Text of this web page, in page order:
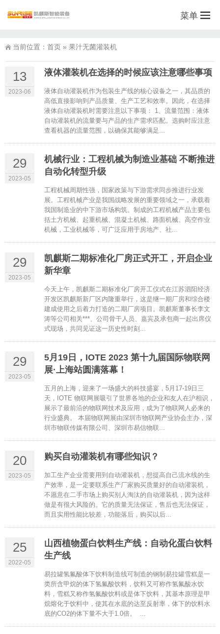
菜单
当前位置： 首页 » 果汁无菌灌装机
13
2023-06
液体灌装机在选择的时候应该注意哪些事项
液体自动灌装机作为包装生产线的核心设备之一，其品质的
高低直接影响到产品质量、生产工艺和效率。因此，在选择
液体自动灌装机时需要注意以下事项： 1、流量范围：液体
自动灌装机的流量要与产品的生产需求匹配。选购时应注意
查看机器的流量范围，以确保其能够满足...
29
2023-05
机械行业：工程机械为制造业基础 不断推进
自动化转型升级
工程机械周期性强，国家政策与下游需求同步推进行业发
展。工程机械产业是我国战略发展的重要领域之一，承载着
我国制造业的中下游市场构筑。制成的工程机械产品主要包
括土方机械、起重机械、混凝土机械、路面机械、高空作业
机械，工业机械等，可广泛应用于房地产、社...
29
2023-05
凯麒斯二期标准化厂房正式开工，开启企业
新华章
今天上午，凯麒斯二期标准化厂房开工仪式在江苏泗阳经济
开发区凯麒斯新厂区内隆重举行，这是继一期厂房和综合楼
建成使用之后着力打造的二期厂房项目。凯麒斯董事长李文
涛等公司相关***、公司骨干人员、嘉宾及承包商一起出席仪
式现场，共同见证这一历史性时刻...
29
2023-05
5月19日，IOTE 2023 第十九届国际物联网
展·上海站圆满落幕！
五月的上海，迎来了一场盛大的科技盛宴，5月17-19日三
天，IOTE 物联网展吸引了世界各地的企业和友人在沪相识，
展示了最前沿的物联网技术及应用，成为了物联网人必来的
行业盛典。 本届物联网展由深圳市物联网产业协会主办，深
圳市物联传媒有限公司、深圳市易信物联...
20
2023-05
购买自动灌装机有哪些知识？
加工生产企业需要用到自动灌装机，想提高自己流水线的生
产效率，是一定要联系生产厂家购买质量好的自动灌装机，
不愿意在二手市场上购买别人淘汰的自动灌装机，因为这样
做是有很大风险的。它的质量无法保证，售后也无法保证，
而且实用性能比较差，功能落后，购买以后...
25
2022-05
山西植物蛋白饮料生产线：自动化蛋白饮料
生产线
易拉罐氢氟酸体下饮料制造线可制造的钢制易拉罐雪糕是一
类所含甲烷的体下氢氟酸饮料，饮料又可称作氢氟酸水饮
料，雪糕又称作氢氟酸饮料或是体下饮料，其基本原理是甲
烷熔化于饮料中，使其在水底的达至反射率，体下的饮料水
底的CO2的体下量不大于1.0倍。 ...